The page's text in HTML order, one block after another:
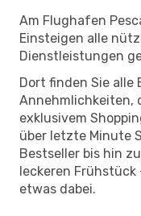
Am Flughafen
Einsteigen alle
Dienstleistungen
Dort finden Sie
Annehmlichkeiten,
exklusivem
über letzte Minute
Bestseller bis hin
leckeren
etwas dabei.